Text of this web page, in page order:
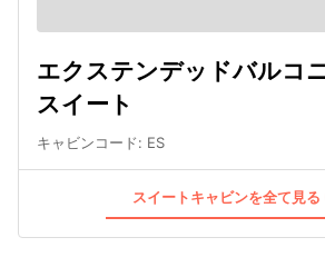
エクステンデッドバルコ
スイート
キャビンコード: ES
スイートキャビンを全て見る